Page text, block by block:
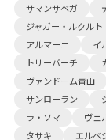
サマンサベガ
ジャガー・ルクルト
アルマーニ
イ
トリーバーチ
ヴァンドーム青山
サンローラン
ラ・ソマ
ヴェ
タサキ
エルベ